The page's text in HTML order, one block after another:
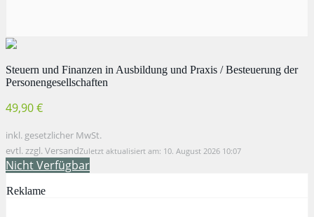
Steuern und Finanzen in Ausbildung und Praxis / Besteuerung der
Personengesellschaften
49,90 €
inkl. gesetzlicher MwSt.
evtl. zzgl. VersandZuletzt aktualisiert am: 10. August 2026 10:07
Nicht Verfügbar
Reklame